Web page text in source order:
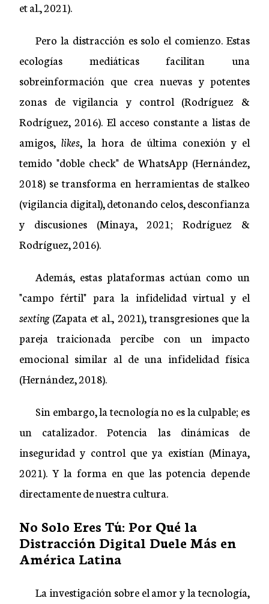
et al., 2021).
Pero la distracción es solo el comienzo. Estas
ecologías mediáticas facilitan una
sobreinformación que crea nuevas y potentes
zonas de vigilancia y control (Rodríguez &
Rodríguez, 2016). El acceso constante a listas de
amigos,likes, la hora de última conexión y el
temido "doble check" de WhatsApp (Hernández,
2018) se transforma en herramientas de stalkeo
(vigilancia digital), detonando celos, desconfianza
y discusiones (Minaya, 2021; Rodríguez &
Rodríguez, 2016).
Además, estas plataformas actúan como un
"campo fértil" para la infidelidad virtual y el
sexting(Zapata et al., 2021), transgresiones que la
pareja traicionada percibe con un impacto
emocional similar al de una infidelidad física
(Hernández, 2018).
Sin embargo, la tecnología no es la culpable; es
un catalizador. Potencia las dinámicas de
inseguridad y control que ya existían (Minaya,
2021). Y la forma en que las potencia depende
directamente de nuestra cultura.
No Solo Eres Tú: Por Qué la
Distracción Digital Duele Más en
América Latina
La investigación sobre el amor y la tecnología,